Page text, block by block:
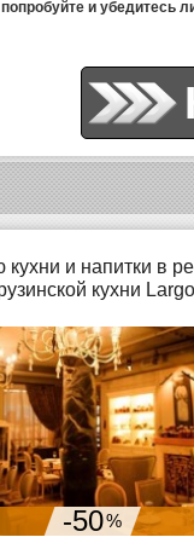
и убедитесь
и напитки в
кухни Largo
-50%